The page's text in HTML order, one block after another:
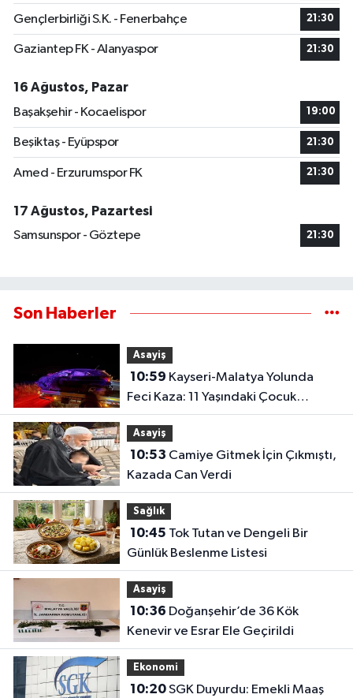
Gençlerbirliği S.K. - Fenerbahçe 21:30
Gaziantep FK - Alanyaspor 21:30
16 Ağustos, Pazar
Başakşehir - Kocaelispor
19:00
Beşiktaş - Eyüpspor 21:30
Amed - Erzurumspor FK 21:30
17 Ağustos, Pazartesi
Samsunspor - Göztepe
21:30
Son Haberler
Asayiş
10:59
Feci Kaza: 11 Yaşındaki Çocuk
Hayatını Kaybetti!
Asayiş
10:53
Kazada Can Verdi
Sağlık
10:45
Günlük Beslenme Listesi
Asayiş
10:36
Kenevir ve Esrar Ele Geçirildi
Ekonomi
10:20SGK Duyurdu: Emekli Maaş